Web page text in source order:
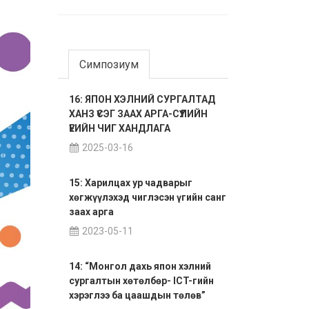
Симпозиум
16: ЯПОН ХЭЛНИЙ СУРГАЛТАД
ХАНЗ ҮСЭГ ЗААХ АРГА-СҮҮЛИЙН
ҮЕИЙН ЧИГ ХАНДЛАГА
2025-03-16
15: Харилцах ур чадварыг
хөгжүүлэхэд чиглэсэн үгийн санг
заах арга
2023-05-11
14: “Монгол дахь япон хэлний
сургалтын хөтөлбөр- ICT-гийн
хэрэглээ ба цаашдын төлөв”